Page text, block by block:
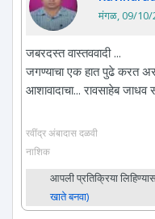
मंगळ, 09/10/
जबरदस्त वास्तववादी ...
जगण्याचा एक हात पुढे करत
आशावादाचा... रावसाहेब जाधव
रवींद्र अंबादास दळवी
नाशिक
आपली प्रतिक्रिया
खाते बनवा)